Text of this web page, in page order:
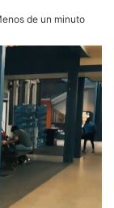
de un minuto